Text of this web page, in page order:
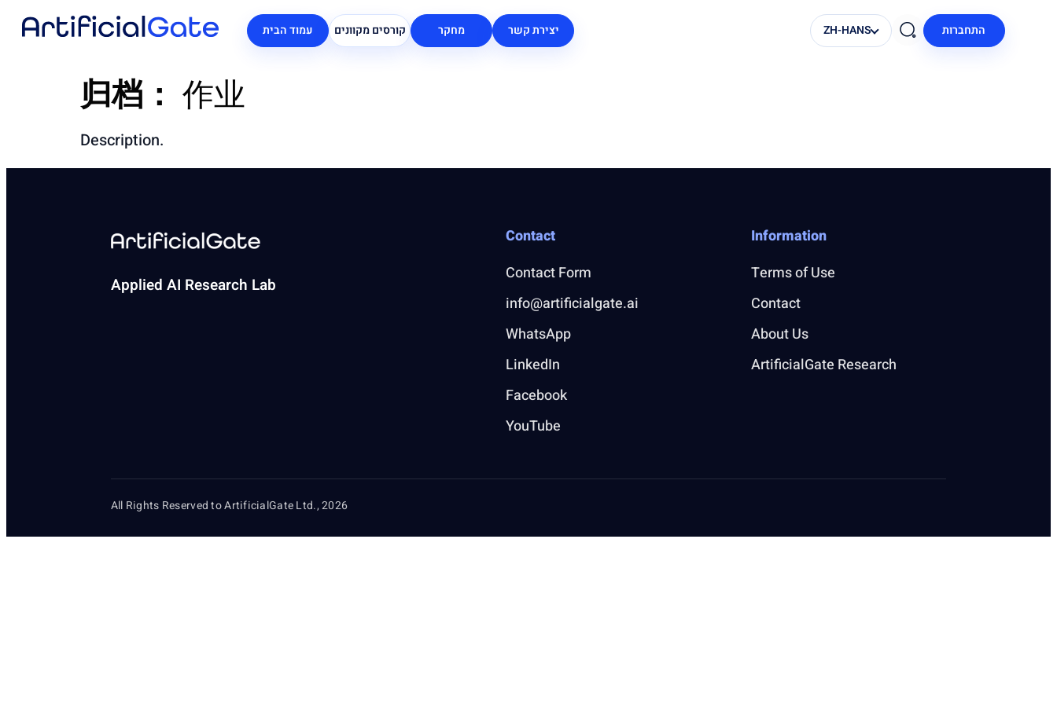
עמוד הבית קורסים מקוונים מחקר יצירת קשר ZH-HANS התחברות
归档： 作业
Description.
Applied AI Research Lab
Contact
Contact Form
info@artificialgate.ai
WhatsApp
LinkedIn
Facebook
YouTube
Information
Terms of Use
Contact
About Us
ArtificialGate Research
All Rights Reserved to ArtificialGate Ltd., 2026